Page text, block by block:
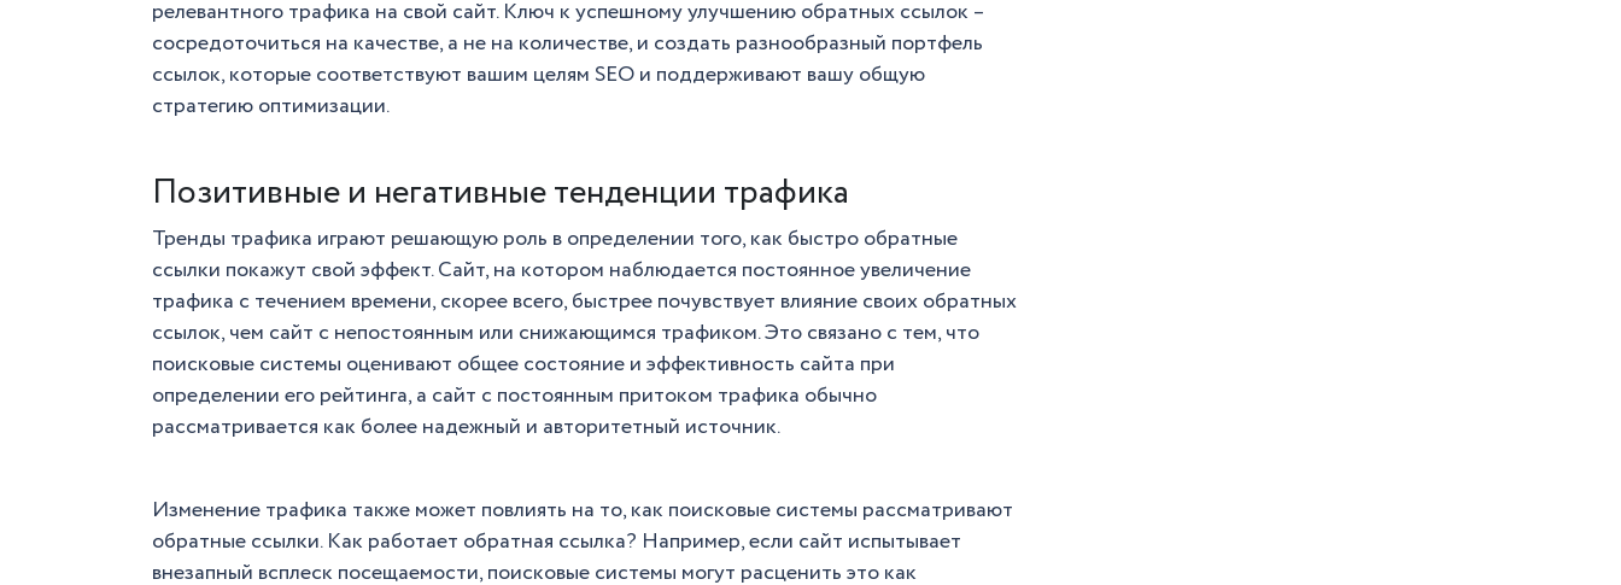
релевантного трафика на свой сайт. Ключ к успешному улучшению обратных ссылок –
сосредоточиться на качестве, а не на количестве, и создать разнообразный портфель
ссылок, которые соответствуют вашим целям SEO и поддерживают вашу общую
стратегию оптимизации.
Позитивные и негативные тенденции трафика
Тренды трафика играют решающую роль в определении того, как быстро обратные
ссылки покажут свой эффект. Сайт, на котором наблюдается постоянное увеличение
трафика с течением времени, скорее всего, быстрее почувствует влияние своих обратных
ссылок, чем сайт с непостоянным или снижающимся трафиком. Это связано с тем, что
поисковые системы оценивают общее состояние и эффективность сайта при
определении его рейтинга, а сайт с постоянным притоком трафика обычно
рассматривается как более надежный и авторитетный источник.
Изменение трафика также может повлиять на то, как поисковые системы рассматривают
обратные ссылки. Как работает обратная ссылка? Например, если сайт испытывает
внезапный всплеск посещаемости, поисковые системы могут расценить это как